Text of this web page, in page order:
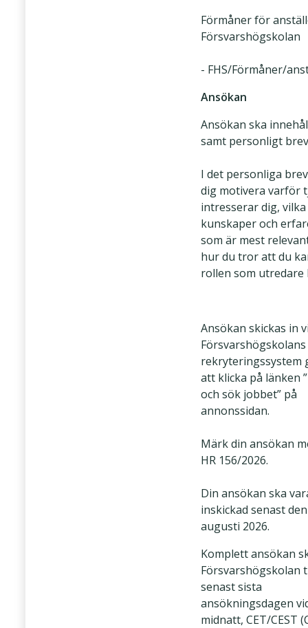
Förmåner för
Försvarshögskolan
- FHS/Förmåner/
Ansökan
Ansökan ska
samt personligt
I det personliga
dig motivera varför
intresserar dig, vilka
kunskaper och
som är mest
hur du tror att du
rollen som utredare
Ansökan skickas in
Försvarshögskolans
rekryteringssystem
att klicka på länken
och sök jobbet” på
annonssidan.
Märk din ansökan
HR 156/2026.
Din ansökan ska
inskickad senast
augusti 2026.
Komplett ansökan
Försvarshögskolan
senast sista
ansökningsdagen
midnatt, CET/CEST